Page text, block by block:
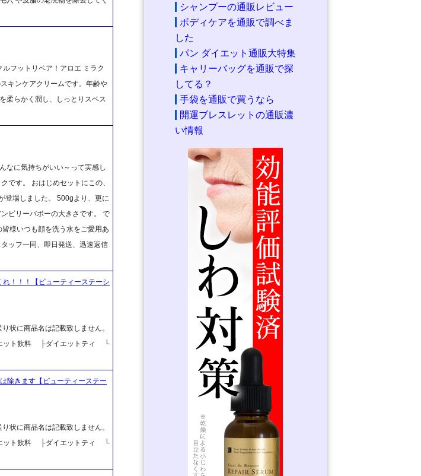
フットリペア！アロエ ミラク
キンケアクリームです。年齢や
柔らかく潤し、しっとりスベス
なに気持ちがいい～って実感し
です。 おはじめセットにこの、
登場しました。 500gより、更に
ビリーバボーの大きさです。 で
様いつも顔を洗う水をご愛用あ
ッフ一同、即日発送、迅速返信
！！！【ビューティーステーシ
状に商品名は記載致しません。
エット飲料 ├ダイエットティ └
きます【ビューティーステー
状に商品名は記載致しません。
エット飲料 ├ダイエットティ └
シャンプーの通販レビュー
ボディケアを通販で調べま
した
パン ダイエット通販大特集
キャリーバッグを通販で探
してる？
手袋を通販で買うなら
開運ブレスレットの通販濃
い情報